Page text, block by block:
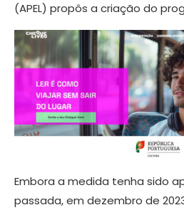
(APEL) propôs a criação do
Embora a medida tenha sido
passada, em dezembro de